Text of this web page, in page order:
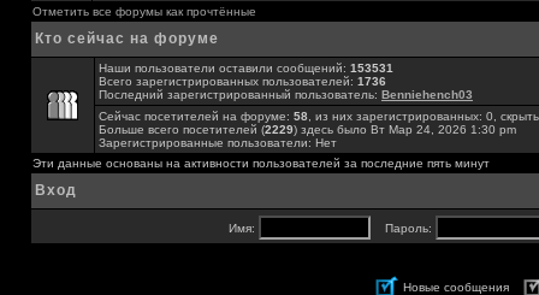
Отметить все форумы как прочтённые
Кто сейчас на форуме
Наши пользователи оставили сообщений: 153531
Всего зарегистрированных пользователей: 1736
Последний зарегистрированный пользователь: Benniehench03
Сейчас посетителей на форуме: 58 , из них зарегистрированных: 0,
Больше всего посетителей (2229) здесь было Вт Мар 24, 2026 1:30 pm
Зарегистрированные пользователи: Нет
Эти данные основаны на активности пользователей за последние пять минут
Вход
Имя: Пароль:
Новые сообщения